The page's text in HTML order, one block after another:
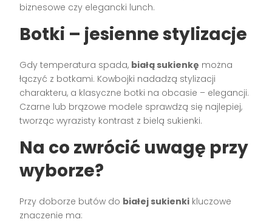
biznesowe czy elegancki lunch.
Botki – jesienne stylizacje
Gdy temperatura spada, białą sukienkę można
łączyć z botkami. Kowbojki nadadzą stylizacji
charakteru, a klasyczne botki na obcasie – elegancji.
Czarne lub brązowe modele sprawdzą się najlepiej,
tworząc wyrazisty kontrast z bielą sukienki.
Na co zwrócić uwagę przy
wyborze?
Przy doborze butów do białej sukienki kluczowe
znaczenie ma: